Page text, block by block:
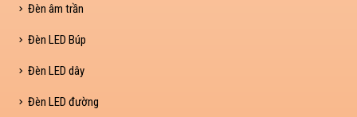
Đèn âm trần
Đèn LED Búp
Đèn LED dây
Đèn LED đường